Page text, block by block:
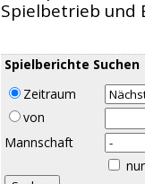
Spielbetrieb und
Spielberichte Suchen
Zeitraum
von
Mannschaft